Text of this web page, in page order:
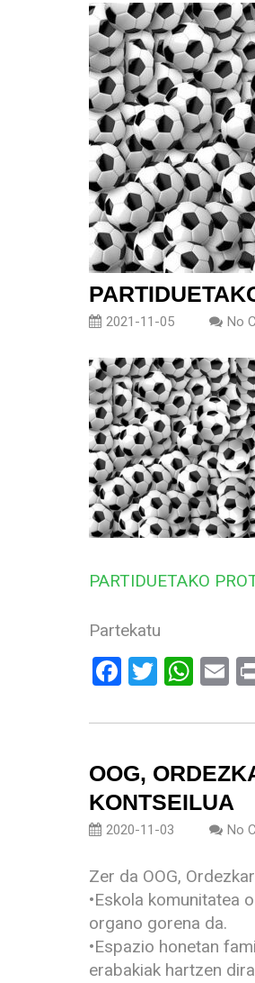
2021-11-05 No
PARTIDUETAKO
Partekatu
Facebook
Twitter
OOG,
KONTSEILUA
2020-11-03 No
Zer da OOG,
•Eskola komunitatea
organo gorena da.
•Espazio honetan
erabakiak hartzen